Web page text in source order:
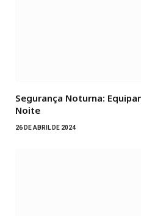
Segurança Noturna:
Noite
26 DE ABRIL DE 2024